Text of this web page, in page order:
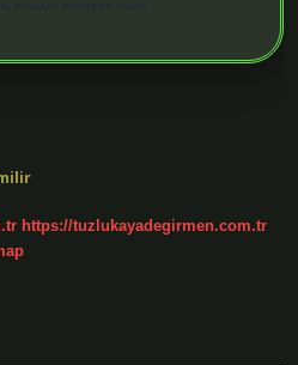
https://tuzlukayadegirmen.com.tr